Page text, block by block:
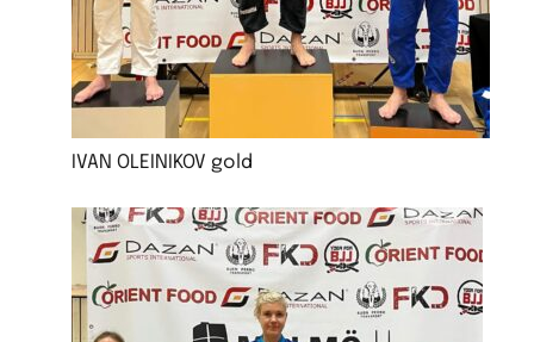
IVAN OLEINIKOV gold